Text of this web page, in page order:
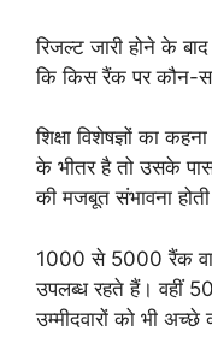
रिजल्ट जारी होने के
कि किस रैंक पर कौन-
शिक्षा विशेषज्ञों का
के भीतर है तो उसके पास
की मजबूत संभावना
1000 से 5000 रैंक
उपलब्ध रहते हैं। वहीं
उम्मीदवारों को भी